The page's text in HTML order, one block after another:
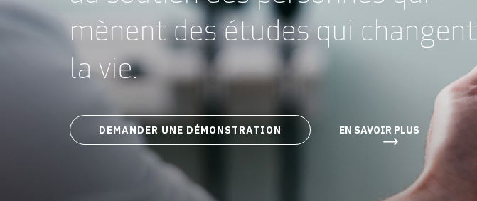
mènent des études qui changent
la vie.
DEMANDER UNE DÉMONSTRATION EN SAVOIR PLUS